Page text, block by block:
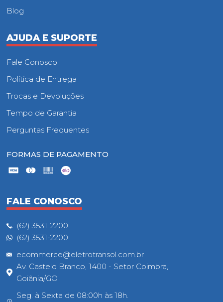
Blog
AJUDA E SUPORTE
Fale Conosco
Política de Entrega
Trocas e Devoluções
Tempo de Garantia
Perguntas Frequentes
FORMAS DE PAGAMENTO
FALE CONOSCO
(62) 3531-2200
(62) 3531-2200
ecommerce@eletrotransol.com.br
Av. Castelo Branco, 1400 - Setor Coimbra,
Goiânia/GO
Seg. à Sexta de 08:00h às 18h.